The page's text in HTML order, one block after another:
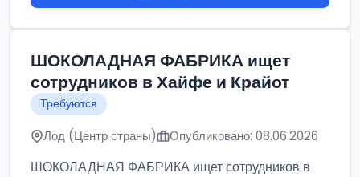
ШОКОЛАДНАЯ ФАБРИКА ищет
сотрудников в Хайфе и Крайот
Требуются
Лод (Центр страны) Опубликовано: 08.06.2026
ШОКОЛАДНАЯ ФАБРИКА ищет сотрудников в